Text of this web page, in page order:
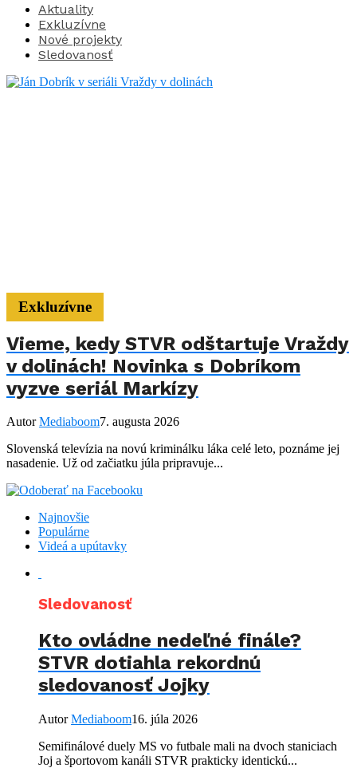
Aktuality
Exkluzívne
Nové projekty
Sledovanosť
Exkluzívne
Vieme, kedy STVR odštartuje Vraždy
v dolinách! Novinka s Dobríkom
vyzve seriál Markízy
AutorMediaboom7. augusta 2026
Slovenská televízia na novú kriminálku láka celé leto, poznáme jej
nasadenie. Už od začiatku júla pripravuje...
Najnovšie
Populárne
Videá a upútavky
Sledovanosť
Kto ovládne nedeľné finále?
STVR dotiahla rekordnú
sledovanosť Jojky
AutorMediaboom16. júla 2026
Semifinálové duely MS vo futbale mali na dvoch staniciach
Joj a športovom kanáli STVR prakticky identickú...